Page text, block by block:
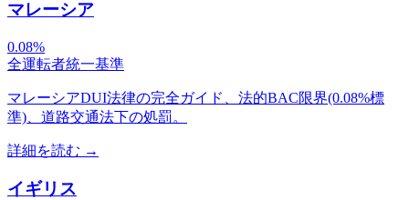
マレーシア
0.08%
全運転者統一基準
マレーシアDUI法律の完全ガイド、法的BAC限界(0.08%標
準)、道路交通法下の処罰。
詳細を読む →
イギリス